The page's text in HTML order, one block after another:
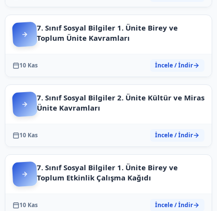
7. Sınıf Sosyal Bilgiler 1. Ünite Birey ve
Toplum Ünite Kavramları
10 Kas İncele / İndir
7. Sınıf Sosyal Bilgiler 2. Ünite Kültür ve Miras
Ünite Kavramları
10 Kas İncele / İndir
7. Sınıf Sosyal Bilgiler 1. Ünite Birey ve
Toplum Etkinlik Çalışma Kağıdı
10 Kas İncele / İndir